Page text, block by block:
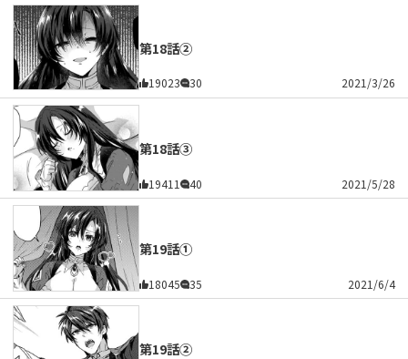
第18話②
19023 30 2021/3/26
第18話③
19411 40 2021/5/28
第19話①
18045 35 2021/6/4
第19話②